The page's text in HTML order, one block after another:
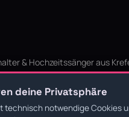
& Hochzeitssänger aus
- Agentur aus Krefeld für den
deine Privatsphäre
technisch notwendige Cookies